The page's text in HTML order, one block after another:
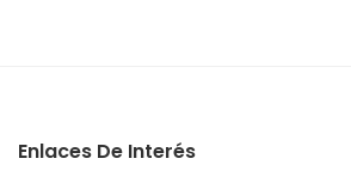
Enlaces De Interés